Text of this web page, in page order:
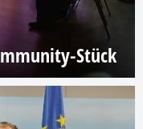
Stück